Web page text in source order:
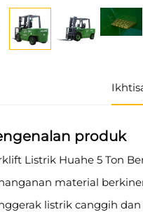
produk
Listrik Huahe 5 Ton
material
listrik canggih